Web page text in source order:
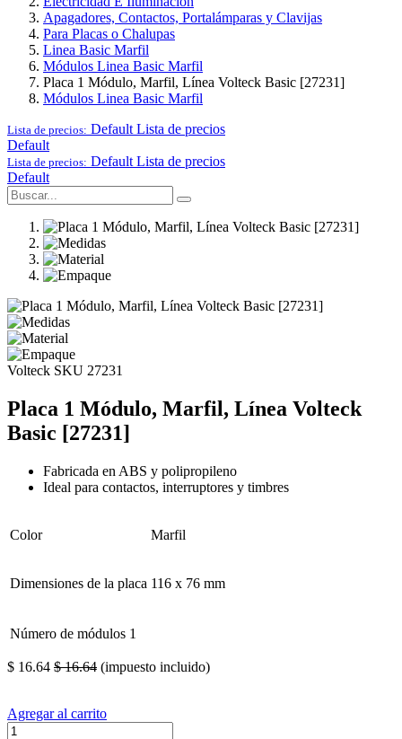
Apagadores, Contactos, Portalámparas y Clavijas
Para Placas o Chalupas
Linea Basic Marfil
Módulos Linea Basic Marfil
Placa 1 Módulo, Marfil, Línea Volteck Basic [27231]
Módulos Linea Basic Marfil
Lista de precios: Default Lista de precios
Default
Lista de precios: Default Lista de precios
Default
Volteck SKU 27231
Placa 1 Módulo, Marfil, Línea Volteck
Basic [27231]
Fabricada en ABS y polipropileno
Ideal para contactos, interruptores y timbres
Color Marfil
Dimensiones de la placa 116 x 76 mm
Número de módulos 1
$ 16.64 $16.64 (impuesto incluido)
Agregar al carrito